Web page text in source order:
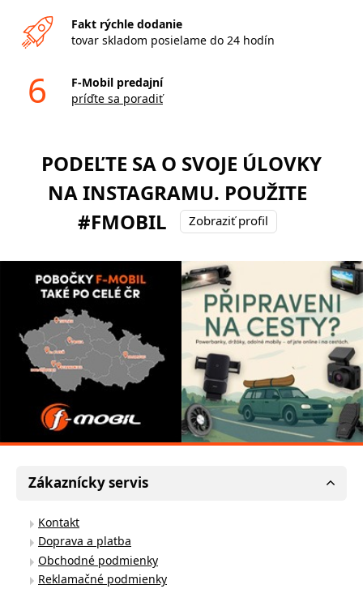
Fakt rýchle dodanie
tovar skladom posielame do 24 hodín
6
F-Mobil predajní
príďte sa poradiť
PODEĽTE SA O SVOJE ÚLOVKY
NA INSTAGRAMU. POUŽITE
#FMOBIL
Zobraziť profil
Zákaznícky servis
Kontakt
Doprava a platba
Obchodné podmienky
Reklamačné podmienky